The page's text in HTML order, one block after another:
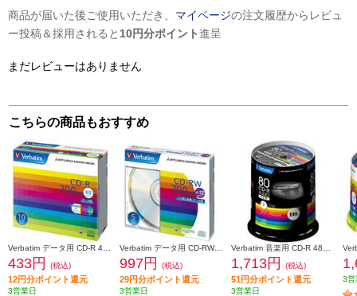
商品が届いた後ご使用いただき、 マイページの注文履歴からレビュ
ー投稿＆採用されると 10円分ポイント進呈
まだレビューはありません
こちらの商品もおすすめ
433円 (税込)
12円分ポイント還元
3営業日
Verbatim データ用 CD-RW 12倍速 5枚 シルバーレーベル SW80EU5V1
997円 (税込)
29円分ポイント還元
3営業日
1,713円 (税込)
51円分ポイント還元
3営業日
3営